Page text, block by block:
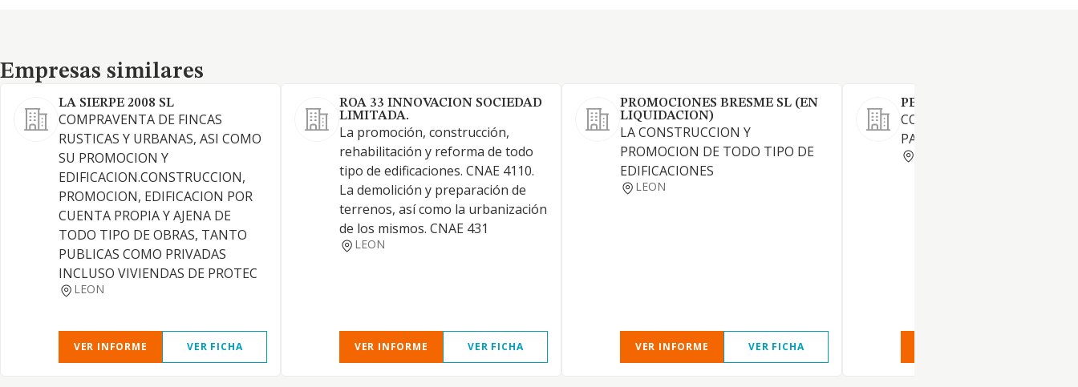
Empresas similares
Empresas similares
LA SIERPE 2008 SL
COMPRAVENTA DE FINCAS
RUSTICAS Y URBANAS, ASI COMO
SU PROMOCION Y
EDIFICACION.CONSTRUCCION,
PROMOCION, EDIFICACION POR
CUENTA PROPIA Y AJENA DE
TODO TIPO DE OBRAS, TANTO
PUBLICAS COMO PRIVADAS
INCLUSO VIVIENDAS DE PROTEC
LEON
VER INFORME VER FICHA
ROA 33 INNOVACION SOCIEDAD
LIMITADA.
La promoción, construcción,
rehabilitación y reforma de todo
tipo de edificaciones. CNAE 4110.
La demolición y preparación de
terrenos, así como la urbanización
de los mismos. CNAE 431
LEON
VER INFORME VER FICHA
PROMOCIONES BRESME SL (EN
LIQUIDACION)
LA CONSTRUCCION Y
PROMOCION DE TODO TIPO DE
EDIFICACIONES
LEON
VER INFORME VER FICHA
PEDRO ALONSO HORTA SL
COMPRA Y VENTA DE FINCAS
PARA LA EDIFICACION.